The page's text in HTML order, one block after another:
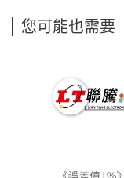
您可能也需要